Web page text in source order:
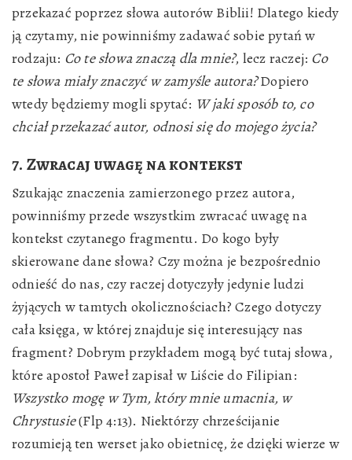
przekazać poprzez słowa autorów Biblii! Dlatego kiedy
ją czytamy, nie powinniśmy zadawać sobie pytań w
rodzaju: Co te słowa znaczą dla mnie?, lecz raczej: Co
te słowa miały znaczyć w zamyśle autora?Dopiero
wtedy będziemy mogli spytać: W jaki sposób to, co
chciał przekazać autor, odnosi się do mojego życia?
7. Zwracaj uwagę na kontekst
Szukając znaczenia zamierzonego przez autora,
powinniśmy przede wszystkim zwracać uwagę na
kontekst czytanego fragmentu. Do kogo były
skierowane dane słowa? Czy można je bezpośrednio
odnieść do nas, czy raczej dotyczyły jedynie ludzi
żyjących w tamtych okolicznościach? Czego dotyczy
cała księga, w której znajduje się interesujący nas
fragment? Dobrym przykładem mogą być tutaj słowa,
które apostoł Paweł zapisał w Liście do Filipian:
Wszystko mogę w Tym, który mnie umacnia, w
Chrystusie(Flp 4:13). Niektórzy chrześcijanie
rozumieją ten werset jako obietnicę, że dzięki wierze w